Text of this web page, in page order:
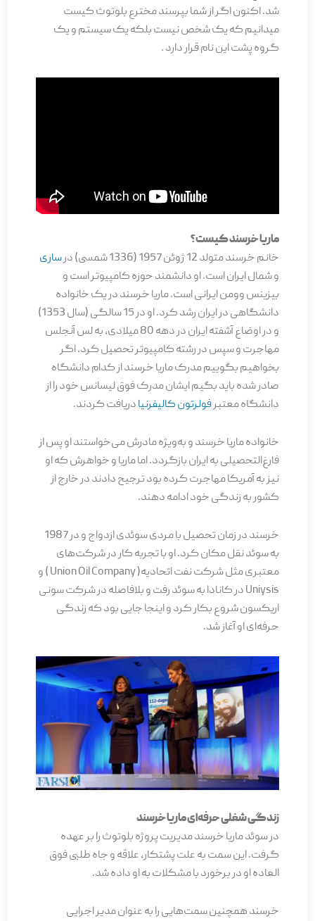
شد. اکنون اگر از شما بپرسند مخترع بلوتوث کیست
میدانیم که یک شخص نیست بلکه یک سیستم و یک
گروه پشت این نام قرار دارد .
ماریا خرسند کیست؟
خانم خرسند متولد 12 ژوئن 1957 (1336 شمسی) در
ساری
و شمال ایران است. او دانشمند حوزه کامپیوتر است و
بیزینس وومن ایرانی است. ماریا خرسند در یک خانواده
دانشگاهی در ایران رشد کرد. او در 15 سالگی (سال 1353)
و در اوضاع آشفته ایران در دهه 80 میلادی، به لس آنجلس
مهاجرت و سپس در رشته کامپیوتر تحصیل کرد. اگر
بخواهیم بگوییم مدرک ماریا خرسند از کدام دانشگاه
صادر شده باید بگیم ایشان مدرک فوق لیسانس خود را از
دانشگاه معتبرفولرتون کالیفرنیادریافت کردند.
خانواده ماریا خرسند و به‌ویژه مادرش می‌خواستند او پس از
فارغ‌التحصیلی به ایران بازگردد. اما ماریا و خواهرش که او
نیز به آمریکا مهاجرت کرده بود ترجیح دادند در خارج از
کشور به زندگی خود ادامه دهند.
خرسند در زمان تحصیل با مردی سوئدی ازدواج و در 1987
به سوئد نقل مکان کرد. او با تجربه کار در شرکت‌های
معتبری مثل شرکت نفت اتحادیه( Union Oil Company ) و
Uniysis در کانادا به سوئد رفت و بلافاصله در شرکت سونی
اریکسون شروع بکار کرد و اینجا جایی بود که زندگی
حرفه‌ای او آغاز شد.
زندگی شغلی حرفه‌ای ماریا خرسند
در سوئد ماریا خرسند مدیریت پروژه بلوتوث را بر عهده
گرفت. این سمت به علت پشتکار، علاقه و جاه طلبی فوق
العاده او در برخورد با مشکلات به او داده شد.
خرسند همچنین سمت‌هایی را به عنوان مدیر اجرایی